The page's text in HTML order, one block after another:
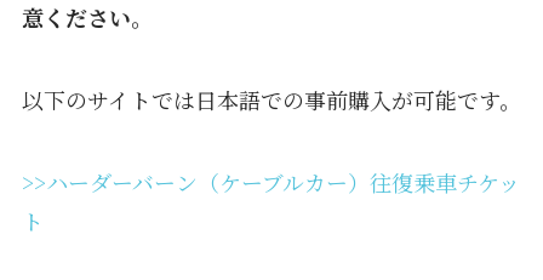
意ください。
以下のサイトでは日本語での事前購入が可能です。
>>ハーダーバーン（ケーブルカー）往復乗車チケッ
ト